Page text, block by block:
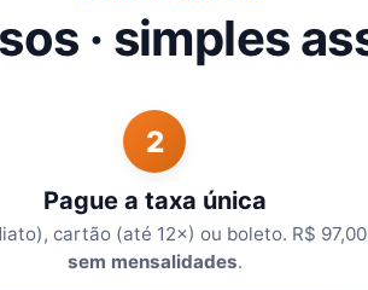
· simples
2
Pague a taxa única
cartão (até 12×) ou boleto. R$
sem mensalidades.